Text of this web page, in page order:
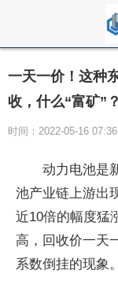
一天一价！这种
收，什么“富矿”？
时间：2022-05-16
动力电池是
池产业链上游出
近10倍的幅度猛
高，回收价一天
系数倒挂的现象。